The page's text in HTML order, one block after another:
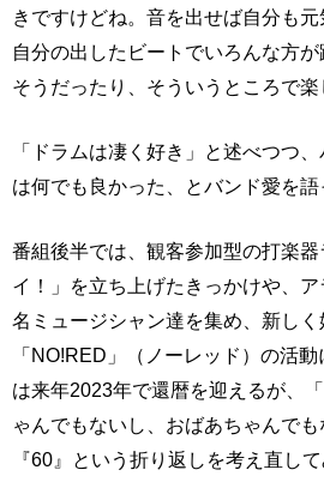
きですけどね。音を出せば自分も
自分の出したビートでいろんな方
そうだったり、そういうところで楽
「ドラムは凄く好き」と述べつつ
は何でも良かった、とバンド愛を語
番組後半では、観客参加型の打楽
イ！」を立ち上げたきっかけや、
名ミュージシャン達を集め、新し
「NO!RED」（ノーレッド）の活
は来年2023年で還暦を迎えるが、
ゃんでもないし、おばあちゃんで
『60』という折り返しを考え直し